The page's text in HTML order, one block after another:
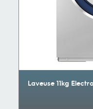
Laveuse 11kg